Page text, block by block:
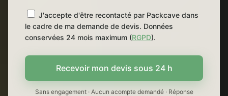
J'accepte d'être recontacté par Packcave dans
le cadre de ma demande de devis. Données
conservées 24 mois maximum (RGPD).
Recevoir mon devis sous 24 h
Sans engagement · Aucun acompte demandé · Réponse